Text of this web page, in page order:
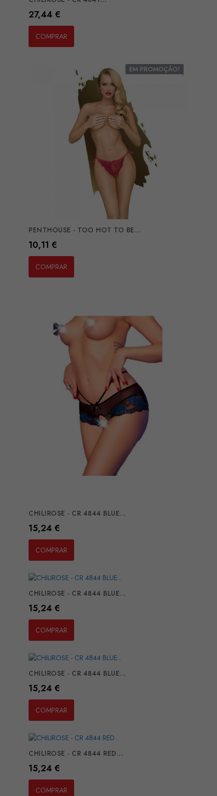
Preço
27,44 €
COMPRAR
EM PROMOÇÃO!
PENTHOUSE - TOO HOT TO BE...
Preço
10,11 €
COMPRAR
CHILIROSE - CR 4844 BLUE...
Preço
15,24 €
COMPRAR
CHILIROSE - CR 4844 BLUE...
Preço
15,24 €
COMPRAR
CHILIROSE - CR 4844 BLUE...
Preço
15,24 €
COMPRAR
CHILIROSE - CR 4844 RED...
Preço
15,24 €
COMPRAR